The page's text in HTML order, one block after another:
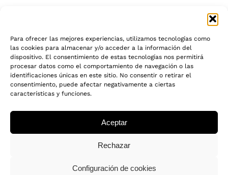
Para ofrecer las mejores experiencias, utilizamos tecnologías como
las cookies para almacenar y/o acceder a la información del
dispositivo. El consentimiento de estas tecnologías nos permitirá
procesar datos como el comportamiento de navegación o las
identificaciones únicas en este sitio. No consentir o retirar el
consentimiento, puede afectar negativamente a ciertas
características y funciones.
Aceptar
Rechazar
Configuración de cookies
INFORMACIÓN
AVISO LEGAL
POLITICA DE PRIVACIDAD
CADENA DE CUSTODIA FSC®